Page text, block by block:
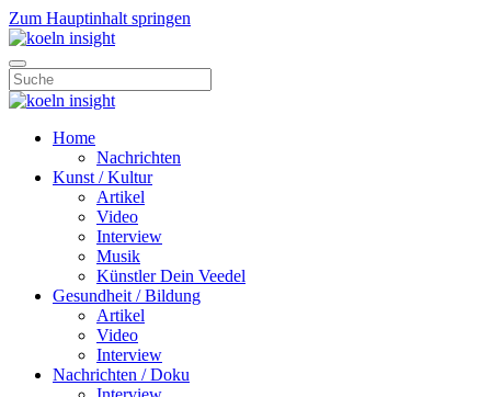
Zum Hauptinhalt springen
Home
Nachrichten
Kunst / Kultur
Artikel
Video
Interview
Musik
Künstler Dein Veedel
Gesundheit / Bildung
Artikel
Video
Interview
Nachrichten / Doku